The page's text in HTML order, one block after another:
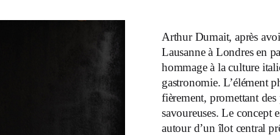
Arthur Dumait, après
Lausanne à Londres en
hommage à la culture
gastronomie. L’élément
fièrement, promettant
savoureuses. Le concept
autour d’un îlot central